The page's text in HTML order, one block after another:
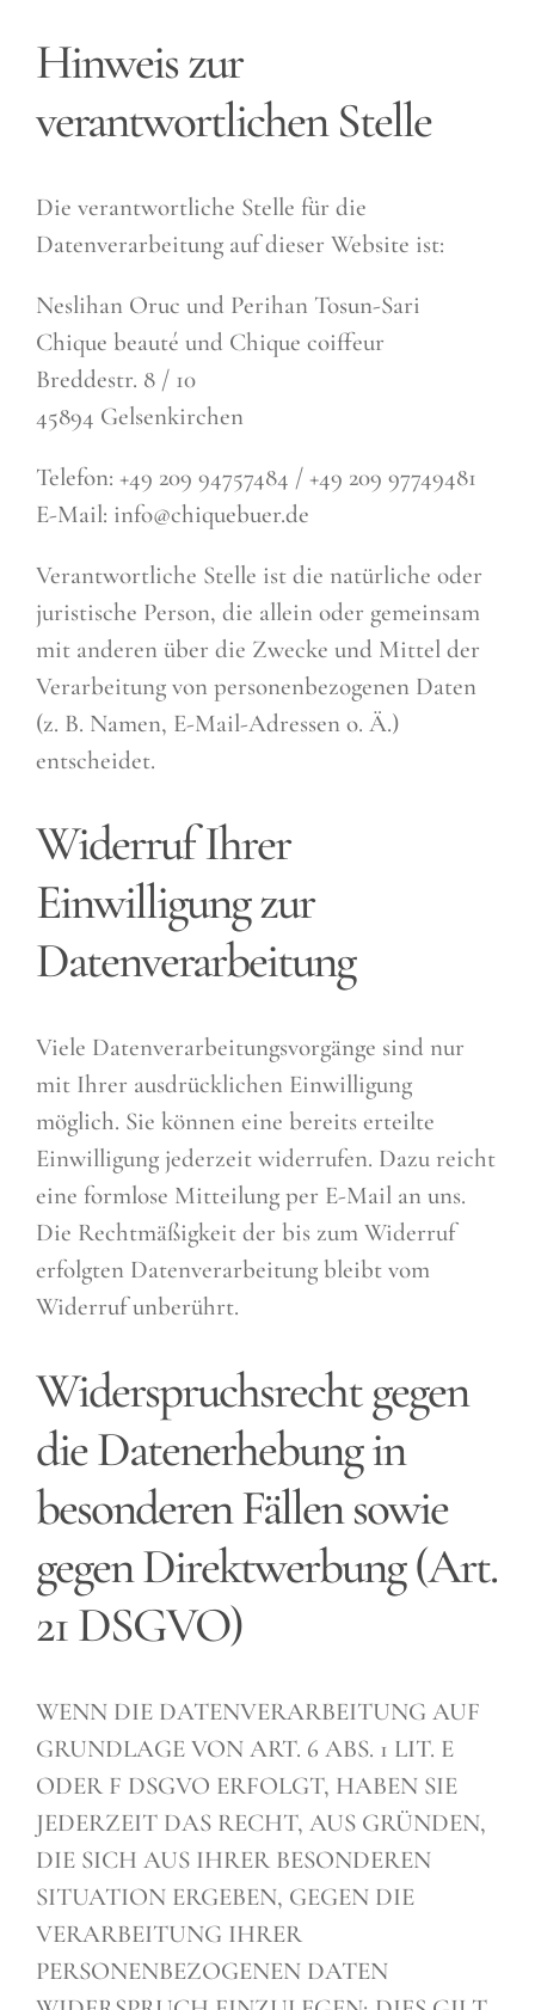
Hinweis zur
verantwortlichen Stelle
Die verantwortliche Stelle für die
Datenverarbeitung auf dieser Website ist:
Neslihan Oruc und Perihan Tosun-Sari
Chique beauté und Chique coiffeur
Breddestr. 8 / 10
45894 Gelsenkirchen
Telefon: +49 209 94757484 / +49 209 97749481
E-Mail: info@chiquebuer.de
Verantwortliche Stelle ist die natürliche oder
juristische Person, die allein oder gemeinsam
mit anderen über die Zwecke und Mittel der
Verarbeitung von personenbezogenen Daten
(z. B. Namen, E-Mail-Adressen o. Ä.)
entscheidet.
Widerruf Ihrer
Einwilligung zur
Datenverarbeitung
Viele Datenverarbeitungsvorgänge sind nur
mit Ihrer ausdrücklichen Einwilligung
möglich. Sie können eine bereits erteilte
Einwilligung jederzeit widerrufen. Dazu reicht
eine formlose Mitteilung per E-Mail an uns.
Die Rechtmäßigkeit der bis zum Widerruf
erfolgten Datenverarbeitung bleibt vom
Widerruf unberührt.
Widerspruchsrecht gegen
die Datenerhebung in
besonderen Fällen sowie
gegen Direktwerbung (Art.
21 DSGVO)
WENN DIE DATENVERARBEITUNG AUF
GRUNDLAGE VON ART. 6 ABS. 1 LIT. E
ODER F DSGVO ERFOLGT, HABEN SIE
JEDERZEIT DAS RECHT, AUS GRÜNDEN,
DIE SICH AUS IHRER BESONDEREN
SITUATION ERGEBEN, GEGEN DIE
VERARBEITUNG IHRER
PERSONENBEZOGENEN DATEN